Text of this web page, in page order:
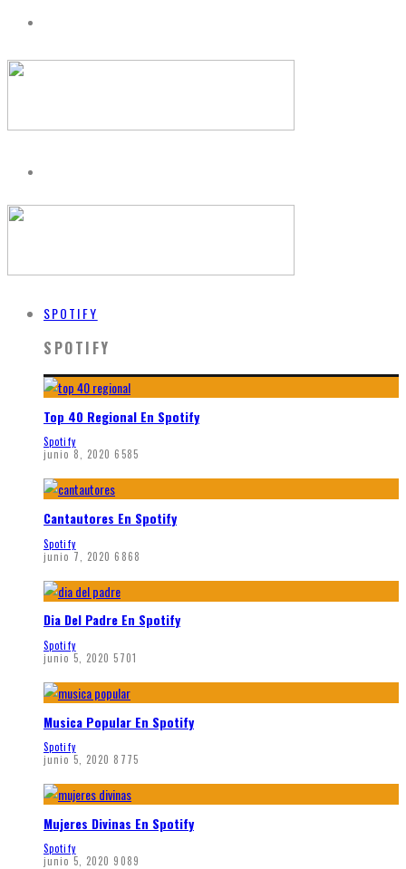
SPOTIFY
SPOTIFY
Top 40 Regional En Spotify
Spotify
junio 8, 2020 6585
Cantautores En Spotify
Spotify
junio 7, 2020 6868
Dia Del Padre En Spotify
Spotify
junio 5, 2020 5701
Musica Popular En Spotify
Spotify
junio 5, 2020 8775
Mujeres Divinas En Spotify
Spotify
junio 5, 2020 9089